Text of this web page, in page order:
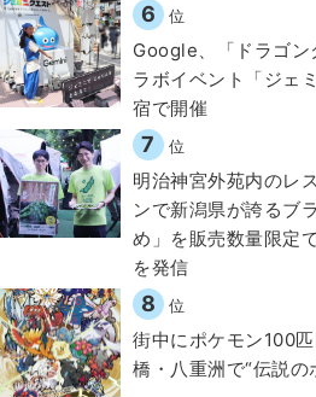
6 位
Google、「ドラゴ
ラボイベント「ジェ
宿で開催
7 位
明治神宮外苑内のレ
ンで新潟県が誇るブ
め」を販売数量限定
を発信
8 位
街中にポケモン100
橋・八重洲で“伝説の